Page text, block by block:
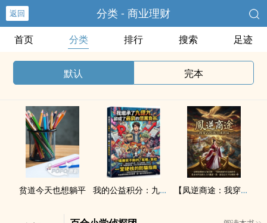
返回 分类 - 商业理财
首页 分类 排行 搜索 足迹
默认 完本
贫道今天也想躺平 我的公益积分：九亿九 【凤逆商途：我穿古代再次成首富】